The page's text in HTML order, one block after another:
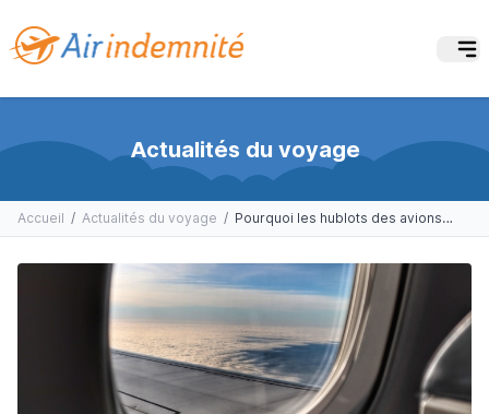
Actualités du voyage
Accueil / Actualités du voyage / Pourquoi les hublots des avions sont-ils de forme ovale ?